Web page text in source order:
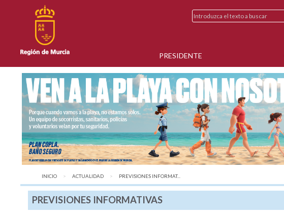
PRESIDENTE
INICIO ACTUALIDAD AQUÍ:
PREVISIONES INFORMAT...
PREVISIONES INFORMATIVAS